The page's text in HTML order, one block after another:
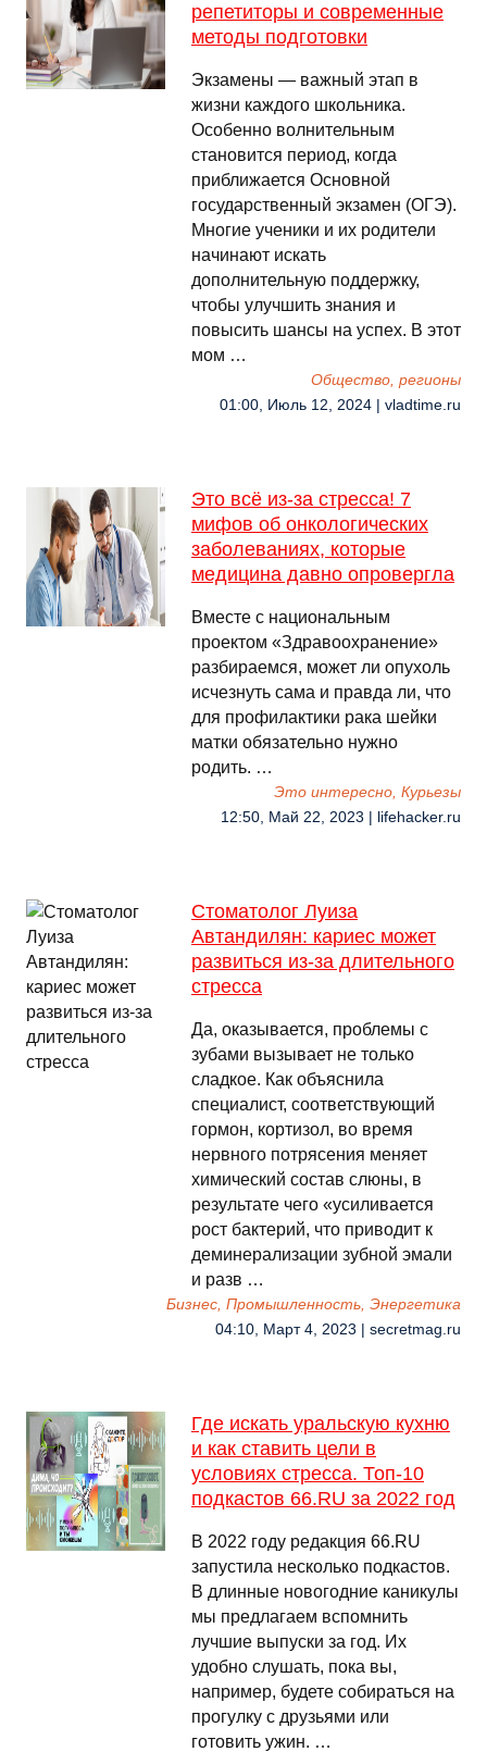
репетиторы и современные
методы подготовки
Экзамены — важный этап в
жизни каждого школьника.
Особенно волнительным
становится период, когда
приближается Основной
государственный экзамен (ОГЭ).
Многие ученики и их родители
начинают искать
дополнительную поддержку,
чтобы улучшить знания и
повысить шансы на успех. В этот
мом …
Общество, регионы
01:00, Июль 12, 2024 | vladtime.ru
Это всё из-за стресса! 7
мифов об онкологических
заболеваниях, которые
медицина давно опровергла
Вместе с национальным
проектом «Здравоохранение»
разбираемся, может ли опухоль
исчезнуть сама и правда ли, что
для профилактики рака шейки
матки обязательно нужно
родить. …
Это интересно, Курьезы
12:50, Май 22, 2023 | lifehacker.ru
Стоматолог Луиза
Автандилян: кариес может
развиться из-за длительного
стресса
Да, оказывается, проблемы с
зубами вызывает не только
сладкое. Как объяснила
специалист, соответствующий
гормон, кортизол, во время
нервного потрясения меняет
химический состав слюны, в
результате чего «усиливается
рост бактерий, что приводит к
деминерализации зубной эмали
и разв …
Бизнес, Промышленность, Энергетика
04:10, Март 4, 2023 | secretmag.ru
Где искать уральскую кухню
и как ставить цели в
условиях стресса. Топ-10
подкастов 66.RU за 2022 год
В 2022 году редакция 66.RU
запустила несколько подкастов.
В длинные новогодние каникулы
мы предлагаем вспомнить
лучшие выпуски за год. Их
удобно слушать, пока вы,
например, будете собираться на
прогулку с друзьями или
готовить ужин. …